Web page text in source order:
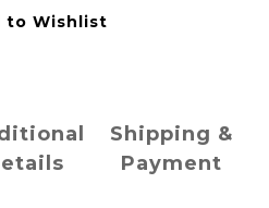
to Wishlist
Shipping &
Payment